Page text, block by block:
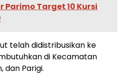
Parimo Target 10 Kursi
telah didistribusikan ke
di Kecamatan
dan Parigi.